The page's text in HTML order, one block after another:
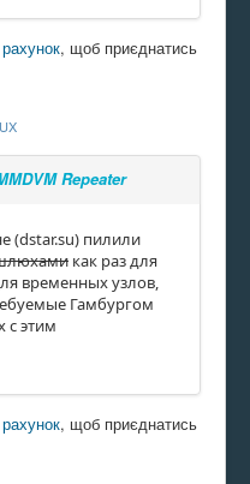
, щоб приєднатись
Repeater
(dstar.su) пилили
как раз для
временных узлов,
Гамбургом
этим
, щоб приєднатись